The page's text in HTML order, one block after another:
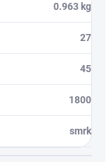
0.963 kg
27
45
1800
smrk